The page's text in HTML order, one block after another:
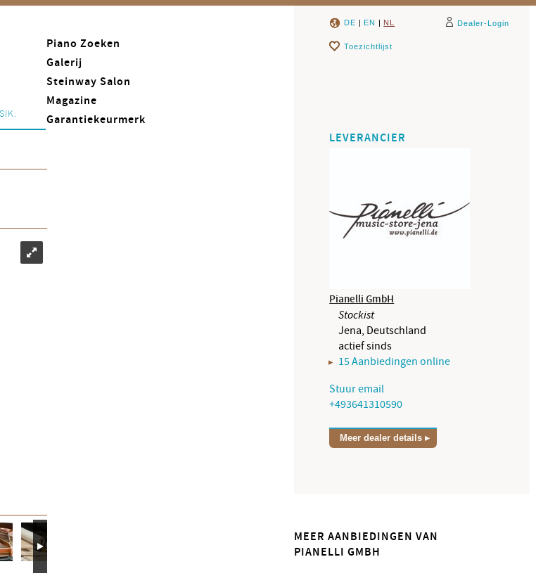
Piano Zoeken
Galerij
Steinway Salon
Magazine
Garantiekeurmerk
DE | EN | NL Dealer-Login
Toezichtlijst
LEVERANCIER
Pianelli GmbH
Stockist
Jena, Deutschland
actief sinds
15 Aanbiedingen online
Stuur email
+493641310590
Meer dealer details
MEER AANBIEDINGEN VAN
PIANELLI GMBH